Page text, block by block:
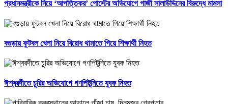
প্রধানমন্ত্রীকে নিয়ে ‘আপত্তিকর’ পোস্টের অভিযোগে গাজী সালাউদ্দিনের বিরুদ্ধে মামলা
বগুড়ায় ফুটবল খেলা নিয়ে বিরোধ থামাতে গিয়ে শিক্ষার্থী নিহত
ঈশ্বরদীতে চুরির অভিযোগে গণপিটুনিতে যুবক নিহত